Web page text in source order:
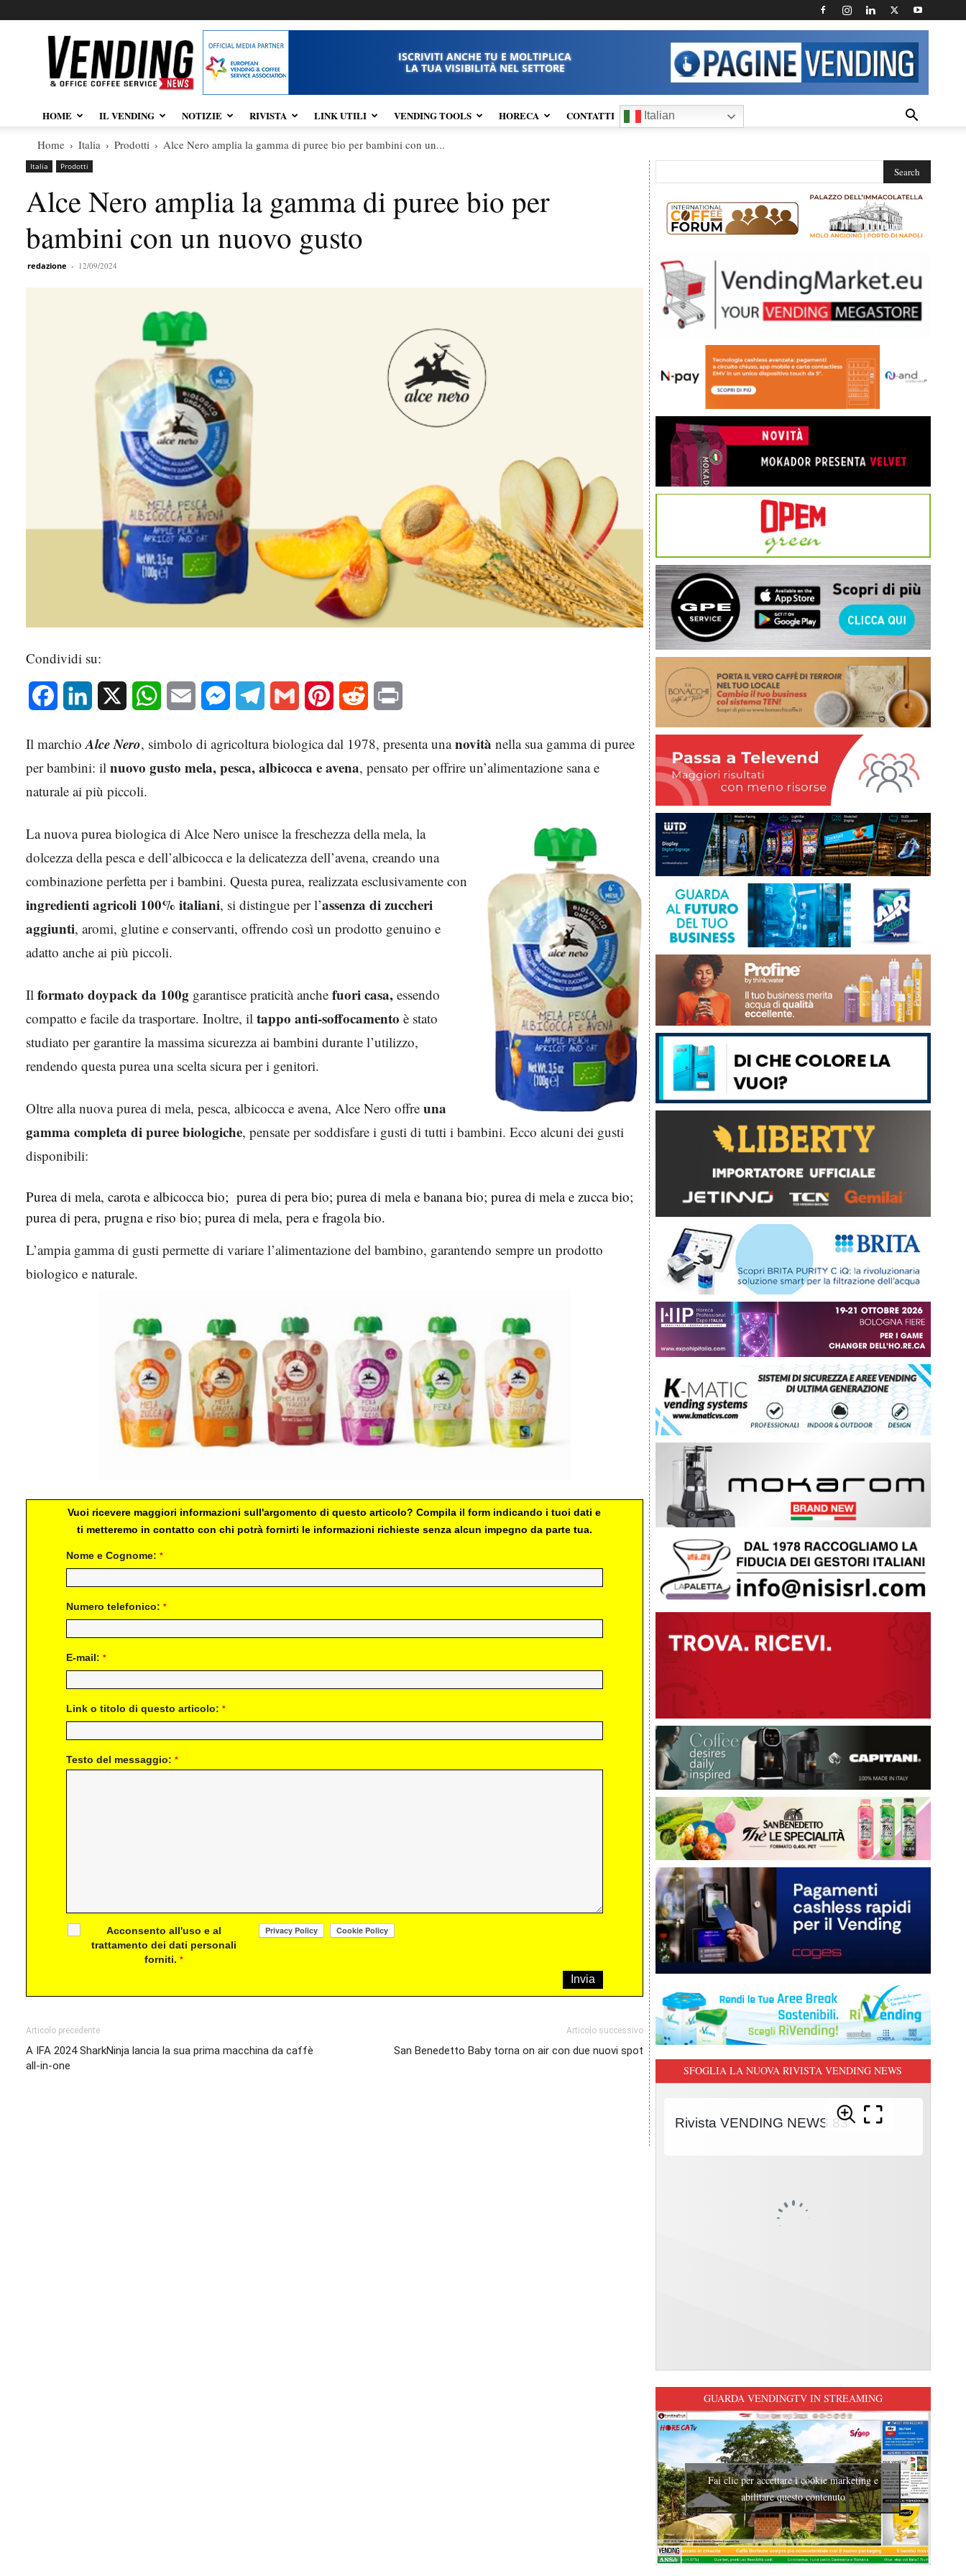
Vendingnews.it
ISCRIVITI ANCHE TU E MOLTIPLICA
LA TUA VISIBILITÀ NEL SETTORE
HOME IL VENDING NOTIZIE RIVISTA LINK UTILI VENDING TOOLS HORECA CONTATTI Italian
Home Italia Prodotti Alce Nero amplia la gamma di puree bio per bambini con un...
Italia Prodotti
Alce Nero amplia la gamma di puree bio per
bambini con un nuovo gusto
redazione - 12/09/2024
Condividi su:
Facebook LinkedIn WhatsAppEmail MessengerTelegram Gmail Pinterest Reddit
Il marchio Alce Nero, simbolo di agricoltura biologica dal 1978, presenta unanovità nella sua gamma di puree
per bambini: il nuovo gusto mela, pesca, albicocca e avena, pensato per offrire un’alimentazione sana e
naturale ai più piccoli.
La nuova purea biologica di Alce Nero unisce la freschezza della mela, la
dolcezza della pesca e dell’albicocca e la delicatezza dell’avena, creando una
combinazione perfetta per i bambini. Questa purea, realizzata esclusivamente con
ingredienti agricoli 100% italiani, si distingue per l’assenza di zuccheri
aggiunti, aromi, glutine e conservanti, offrendo così un prodotto genuino e
adatto anche ai più piccoli.
Il formato doypack da 100g garantisce praticità anche fuori casa, essendo
compatto e facile da trasportare. Inoltre, il tappo anti-soffocamento è stato
studiato per garantire la massima sicurezza ai bambini durante l’utilizzo,
rendendo questa purea una scelta sicura per i genitori.
Oltre alla nuova purea di mela, pesca, albicocca e avena, Alce Nero offre una
gamma completa di puree biologiche, pensate per soddisfare i gusti di tutti i bambini. Ecco alcuni dei gusti
disponibili:
Purea di mela, carota e albicocca bio; purea di pera bio; purea di mela e banana bio; purea di mela e zucca bio;
purea di pera, prugna e riso bio; purea di mela, pera e fragola bio.
L’ampia gamma di gusti permette di variare l’alimentazione del bambino, garantendo sempre un prodotto
biologico e naturale.
Vuoi ricevere maggiori informazioni sull'argomento di questo articolo? Compila il form indicando i tuoi dati e
ti metteremo in contatto con chi potrà fornirti le informazioni richieste senza alcun impegno da parte tua.
Nome e Cognome: *
Numero telefonico: *
E-mail: *
Link o titolo di questo articolo: *
Testo del messaggio: *
Acconsento all'uso e al
trattamento dei dati personali
forniti.*
Articolo precedente
A IFA 2024 SharkNinja lancia la sua prima macchina da caffè
all-in-one
Articolo successivo
San Benedetto Baby torna on air con due nuovi spot
SFOGLIA LA NUOVA RIVISTA VENDING NEWS
GUARDA VENDINGTV IN STREAMING
Fai clic per accettare i cookie marketing e
abilitare questo contenuto